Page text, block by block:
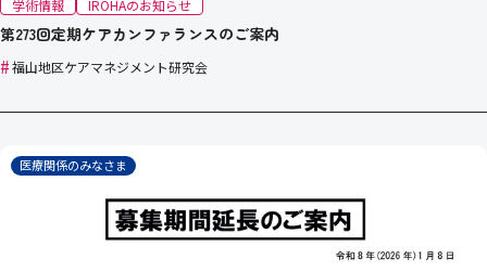
学術情報 IROHAのお知らせ
第273回定期ケアカンファランスのご案内
#福山地区ケアマネジメント研究会
医療関係のみなさま